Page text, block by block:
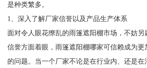
是种类繁多。
1、深入了解厂家信誉以及产品生产体系
面对令人眼花缭乱的雨篷遮阳棚市场，不妨另
信誉方面着眼，雨篷遮阳棚哪家可信赖成为
的问题。当一个厂家不论是在行业内、还是